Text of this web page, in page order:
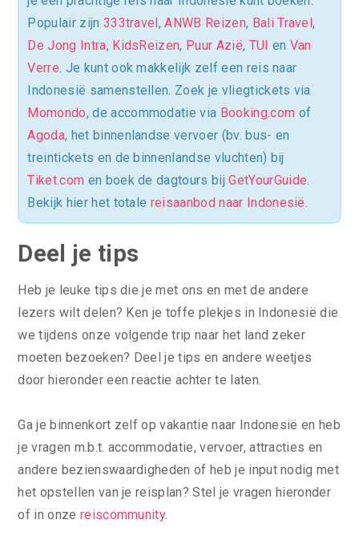
Populair zijn 333travel ,ANWB Reizen, Bali Travel,
De Jong Intra, KidsReizen, Puur Azië, TUI en Van
Verre. Je kunt ook makkelijk zelf een reis naar
Indonesië samenstellen. Zoek je vliegtickets via
Momondo, de accommodatie via Booking.com of
Agoda, het binnenlandse vervoer (bv. bus- en
treintickets en de binnenlandse vluchten) bij
Tiket.com en boek de dagtours bijGetYourGuide.
Bekijk hier het totale reisaanbod naar Indonesië.
Deel je tips
Heb je leuke tips die je met ons en met de andere
lezers wilt delen? Ken je toffe plekjes in Indonesië die
we tijdens onze volgende trip naar het land zeker
moeten bezoeken? Deel je tips en andere weetjes
door hieronder een reactie achter te laten.
Ga je binnenkort zelf op vakantie naar Indonesië en heb
je vragen m.b.t. accommodatie, vervoer, attracties en
andere bezienswaardigheden of heb je input nodig met
het opstellen van je reisplan? Stel je vragen hieronder
of in onze reiscommunity.